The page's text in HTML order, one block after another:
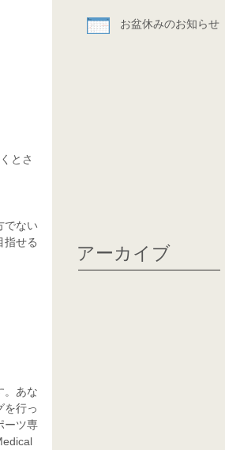
とさ
でない
指せる
。あな
を行っ
ーツ専
お盆休みのお知らせ
アーカイブ